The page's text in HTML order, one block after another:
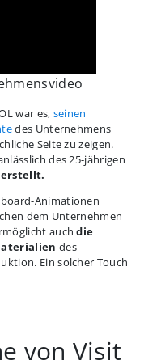
war es, seinen
des Unternehmens
Seite zu zeigen.
des 25-jährigen
erstellt.
Animationen
dem Unternehmen
auchdie
des
Ein solcher Touch
von Visit